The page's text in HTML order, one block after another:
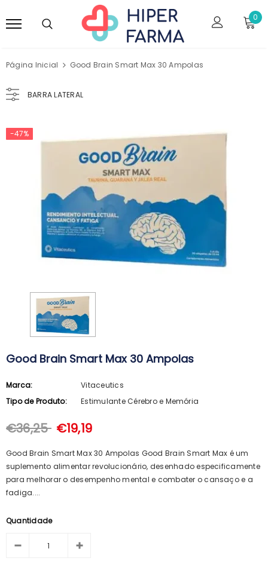
0
Página Inicial Good Brain Smart Max 30 Ampolas
BARRA LATERAL
ARKOPHARMA
100ml + Shampoo 125ml + Pente
€15,69
-47%
Good Brain Smart Max 30 Ampolas
Marca:
Vitaceutics
Tipo de Produto:
Estimulante Cérebro e Memória
€36,25 €19,19
Good Brain Smart Max 30 Ampolas Good Brain Smart Max é um
suplemento alimentar revolucionário, desenhado especificamente
para melhorar o desempenho mental e combater o cansaço e a
fadiga....
Quantidade